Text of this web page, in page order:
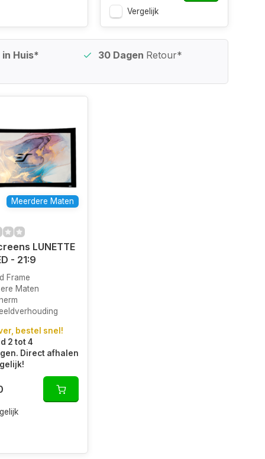
Vergelijk
Huis* 30 Dagen Retour*
Meerdere Maten
LUNETTE
- 21:9
Frame
Maten
bestel snel!
2 tot 4
Direct afhalen